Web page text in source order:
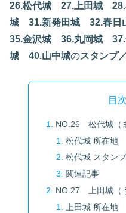
26.松代城 27.上田城
城
31.新発田城 32.春日
35.金沢城
36.丸岡城
城
40.山中城のスタンプ
目次
NO.26 松代城（
松代城 所在地
松代城 スタン
関連記事
NO.27 上田城（
上田城 所在地